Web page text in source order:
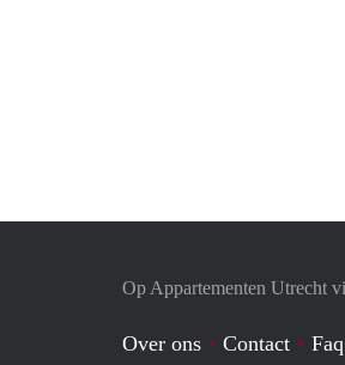
Op Appartementen Utrecht
Over ons Contact Faq